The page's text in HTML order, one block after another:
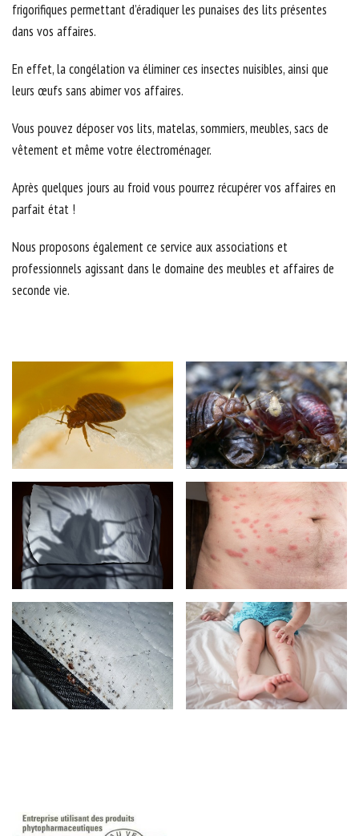
frigorifiques permettant d’éradiquer les punaises des lits présentes
dans vos affaires.
En effet, la congélation va éliminer ces insectes nuisibles, ainsi que
leurs œufs sans abimer vos affaires.
Vous pouvez déposer vos lits, matelas, sommiers, meubles, sacs de
vêtement et même votre électroménager.
Après quelques jours au froid vous pourrez récupérer vos affaires en
parfait état !
Nous proposons également ce service aux associations et
professionnels agissant dans le domaine des meubles et affaires de
seconde vie.